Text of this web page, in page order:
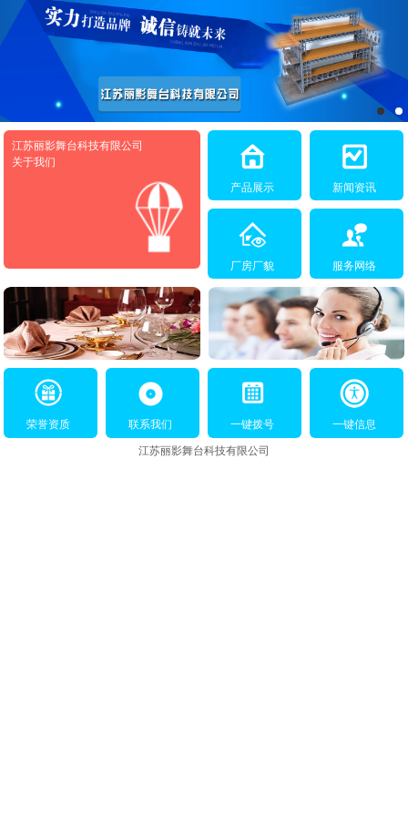
江苏丽影舞台科技有限公司
关于我们
产品展示
新闻资讯
厂房厂貌 服务网络
荣誉资质 联系我们 一键拨号 一键信息
江苏丽影舞台科技有限公司